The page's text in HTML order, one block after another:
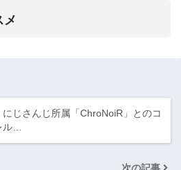
メ
にじさんじ所属「ChroNoiR」とのコ
ル…
次の記事